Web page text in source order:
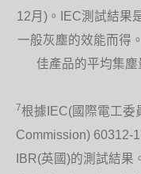
12月)。IEC測試結果
一般灰塵的效能而得
佳產品的平均集塵
7根據IEC(國際電工委
Commission) 60312-
IBR(英國)的測試結